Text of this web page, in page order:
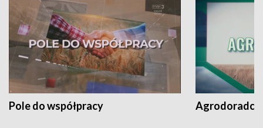
Pole do współpracy Agrodoradcy